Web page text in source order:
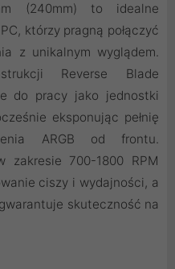
(240mm) to idealne
którzy pragną połączyć
z unikalnym wyglądem.
Reverse Blade
do pracy jako jednostki
eksponując pełnię
ARGB od frontu.
zakresie 700-1800 RPM
ciszy i wydajności, a
skuteczność na